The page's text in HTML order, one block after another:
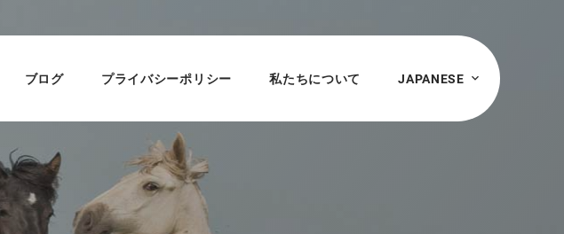
ブログ プライバシーポリシー 私たちについて JAPANESE